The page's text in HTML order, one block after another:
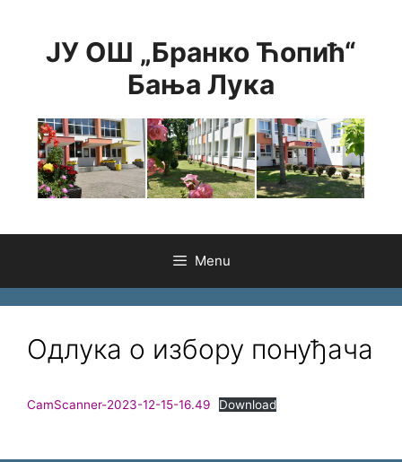
contentЈУ ОШ „Бранко Ћопић“
Бања Лука
Menu
Одлука о избору понуђача
CamScanner-2023-12-15-16.49 Download